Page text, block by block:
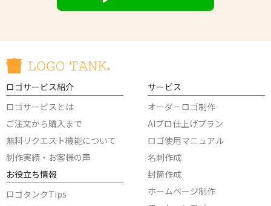
ロゴサービス紹介
ロゴサービスとは
ご注文から購入まで
無料リクエスト機能について
制作実績・お客様の声
お役立ち情報
ロゴタンクTips
サービス
オーダーロゴ制作
AIプロ仕上げプラン
ロゴ使用マニュアル
名刺作成
封筒作成
ホームページ制作